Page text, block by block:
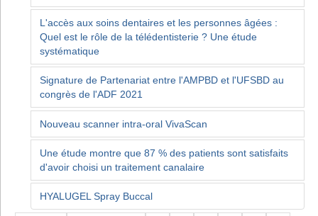
L'accès aux soins dentaires et les personnes âgées :
Quel est le rôle de la télédentisterie ? Une étude
systématique
Signature de Partenariat entre l'AMPBD et l'UFSBD au
congrès de l'ADF 2021
Nouveau scanner intra-oral VivaScan
Une étude montre que 87 % des patients sont satisfaits
d'avoir choisi un traitement canalaire
HYALUGEL Spray Buccal